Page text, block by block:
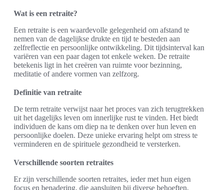
Wat is een retraite?
Een retraite is een waardevolle gelegenheid om afstand te
nemen van de dagelijkse drukte en tijd te besteden aan
zelfreflectie en persoonlijke ontwikkeling. Dit tijdsinterval kan
variëren van een paar dagen tot enkele weken. De retraite
betekenis ligt in het creëren van ruimte voor bezinning,
meditatie of andere vormen van zelfzorg.
Definitie van retraite
De term retraite verwijst naar het proces van zich terugtrekken
uit het dagelijks leven om innerlijke rust te vinden. Het biedt
individuen de kans om diep na te denken over hun leven en
persoonlijke doelen. Deze unieke ervaring helpt om stress te
verminderen en de spirituele gezondheid te versterken.
Verschillende soorten retraites
Er zijn verschillende soorten retraites, ieder met hun eigen
focus en benadering, die aansluiten bij diverse behoeften.